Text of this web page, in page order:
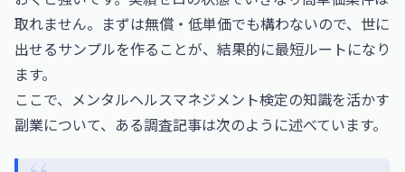
取れません。まずは無償・低単価でも構わないので、世に
出せるサンプルを作ることが、結果的に最短ルートになり
ます。
ここで、メンタルヘルスマネジメント検定の知識を活かす
副業について、ある調査記事は次のように述べています。